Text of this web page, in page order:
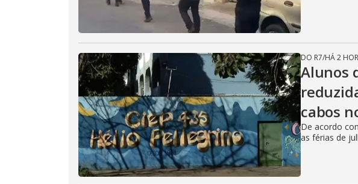
DO R7/HÁ 2
Alunos
cabos
De acordo
as férias de